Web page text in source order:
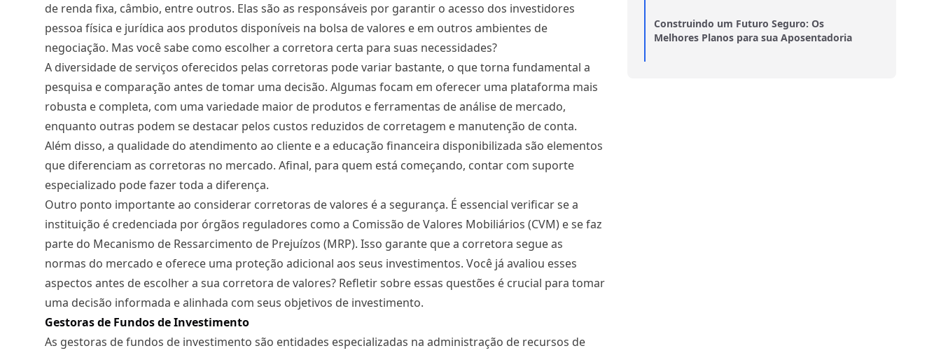
de renda fixa, câmbio, entre outros. Elas são as responsáveis por garantir o acesso dos investidores
pessoa física e jurídica aos produtos disponíveis na bolsa de valores e em outros ambientes de
negociação. Mas você sabe como escolher a corretora certa para suas necessidades?
A diversidade de serviços oferecidos pelas corretoras pode variar bastante, o que torna fundamental a
pesquisa e comparação antes de tomar uma decisão. Algumas focam em oferecer uma plataforma mais
robusta e completa, com uma variedade maior de produtos e ferramentas de análise de mercado,
enquanto outras podem se destacar pelos custos reduzidos de corretagem e manutenção de conta.
Além disso, a qualidade do atendimento ao cliente e a educação financeira disponibilizada são elementos
que diferenciam as corretoras no mercado. Afinal, para quem está começando, contar com suporte
especializado pode fazer toda a diferença.
Outro ponto importante ao considerar corretoras de valores é a segurança. É essencial verificar se a
instituição é credenciada por órgãos reguladores como a Comissão de Valores Mobiliários (CVM) e se faz
parte do Mecanismo de Ressarcimento de Prejuízos (MRP). Isso garante que a corretora segue as
normas do mercado e oferece uma proteção adicional aos seus investimentos. Você já avaliou esses
aspectos antes de escolher a sua corretora de valores? Refletir sobre essas questões é crucial para tomar
uma decisão informada e alinhada com seus objetivos de investimento.
Gestoras de Fundos de Investimento
As gestoras de fundos de investimento são entidades especializadas na administração de recursos de
Construindo um Futuro Seguro: Os
Melhores Planos para sua Aposentadoria